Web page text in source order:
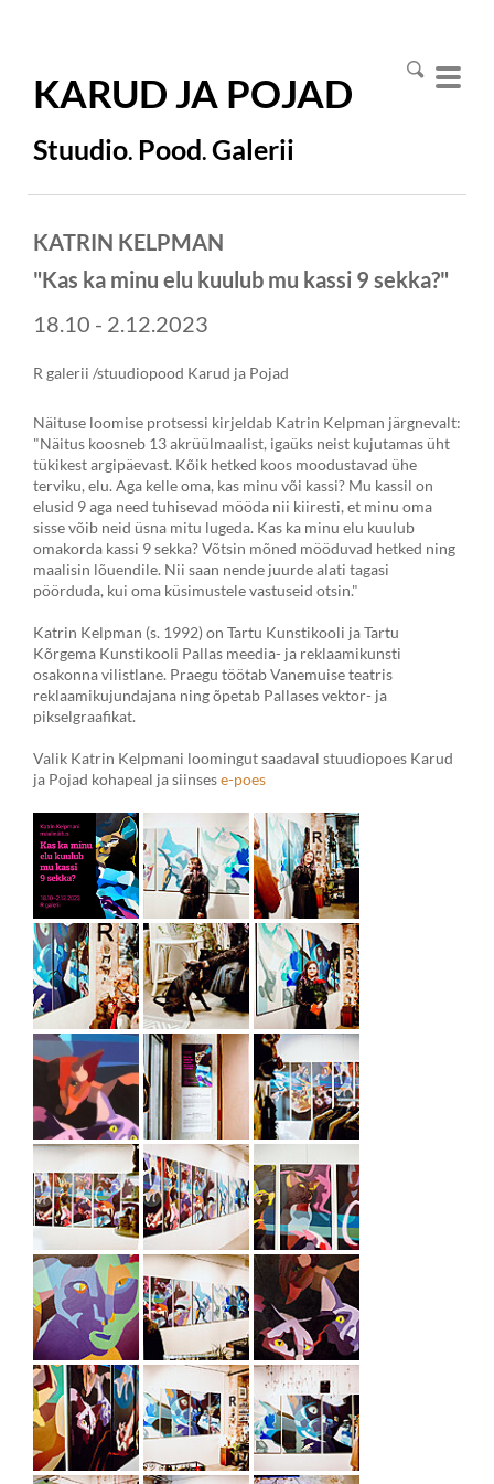
KARUD JA POJAD
Stuudio. Pood. Galerii
KATRIN KELPMAN
"Kas ka minu elu kuulub mu kassi 9 sekka?"
18.10 - 2.12.2023
R galerii /stuudiopood Karud ja Pojad
Näituse loomise protsessi kirjeldab Katrin Kelpman järgnevalt:
"Näitus koosneb 13 akrüülmaalist, igaüks neist kujutamas üht
tükikest argipäevast. Kõik hetked koos moodustavad ühe
terviku, elu. Aga kelle oma, kas minu või kassi? Mu kassil on
elusid 9 aga need tuhisevad mööda nii kiiresti, et minu oma
sisse võib neid üsna mitu lugeda. Kas ka minu elu kuulub
omakorda kassi 9 sekka? Võtsin mõned mööduvad hetked ning
maalisin lõuendile. Nii saan nende juurde alati tagasi
pöörduda, kui oma küsimustele vastuseid otsin."
Katrin Kelpman (s. 1992) on Tartu Kunstikooli ja Tartu
Kõrgema Kunstikooli Pallas meedia- ja reklaamikunsti
osakonna vilistlane. Praegu töötab Vanemuise teatris
reklaamikujundajana ning õpetab Pallases vektor- ja
pikselgraafikat.
Valik Katrin Kelpmani loomingut saadaval stuudiopoes Karud
ja Pojad kohapeal ja siinsese-poes